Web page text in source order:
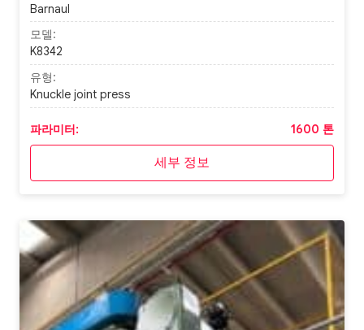
Barnaul
모델:
K8342
유형:
Knuckle joint press
파라미터: 1600 톤
세부 정보